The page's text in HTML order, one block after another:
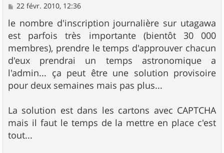
M
s
s
a
g
e
22 févr. 2010, 12:36
le nombre d'inscription journalière sur utagawa
est parfois très importante (bientôt 30 000
membres), prendre le temps d'approuver chacun
d'eux prendrai un temps astronomique a
l'admin... ça peut être une solution provisoire
pour deux semaines mais pas plus...
La solution est dans les cartons avec CAPTCHA
mais il faut le temps de la mettre en place c'est
tout...